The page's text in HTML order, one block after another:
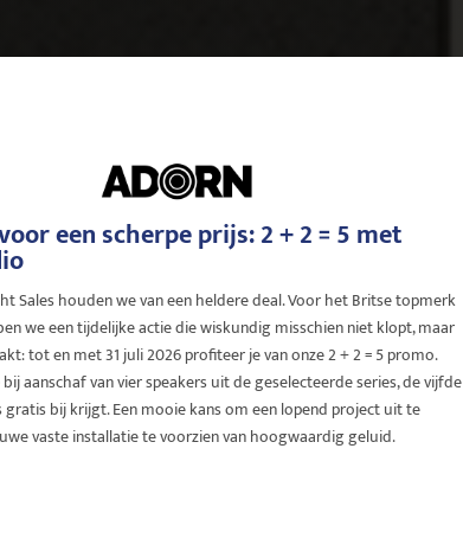
een scherpe prijs: 2 + 2 = 5 met
Sales houden we van een heldere deal. Voor het Britse topmerk
we een tijdelijke actie die wiskundig misschien niet klopt, maar
tot en met 31 juli 2026 profiteer je van onze 2 + 2 = 5 promo.
aanschaf van vier speakers uit de geselecteerde series, de vijfde
gratis bij krijgt. Een mooie kans om een lopend project uit te
vaste installatie te voorzien van hoogwaardig geluid.